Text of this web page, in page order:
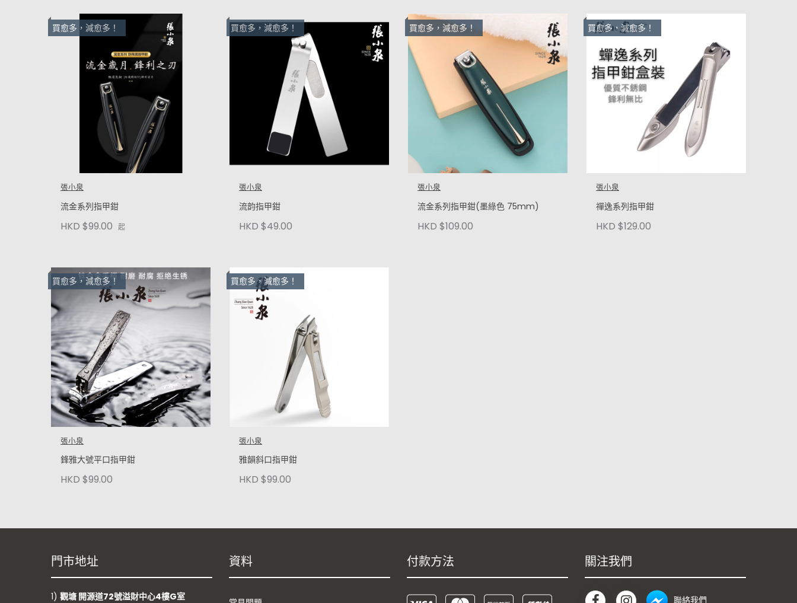
買愈多，減愈多！
張小泉
流金系列指甲鉗
HKD $99.00 起
買愈多，減愈多！
張小泉
流韵指甲鉗
HKD $49.00
買愈多，減愈多！
張小泉
流金系列指甲鉗(墨綠色 75mm)
HKD $109.00
買愈多，減愈多！
張小泉
禪逸系列指甲鉗
HKD $129.00
買愈多，減愈多！
張小泉
鋒雅大號平口指甲鉗
HKD $99.00
買愈多，減愈多！
張小泉
雅韻斜口指甲鉗
HKD $99.00
門市地址
1) 觀塘 開源道72號溢財中心4樓G室
資料 付款方法 關注我們
聯絡我們